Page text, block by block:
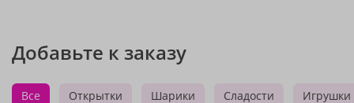
Добавьте к заказу
Все Открытки Шарики Сладости Игрушки